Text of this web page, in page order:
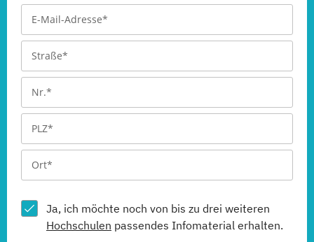
Ja, ich möchte noch von bis zu drei weiteren
Hochschulen passendes Infomaterial erhalten.